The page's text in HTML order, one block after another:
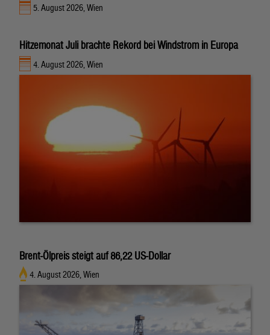
5. August 2026, Wien
Hitzemonat Juli brachte Rekord bei Windstrom in Europa
4. August 2026, Wien
Brent-Ölpreis steigt auf 86,22 US-Dollar
4. August 2026, Wien